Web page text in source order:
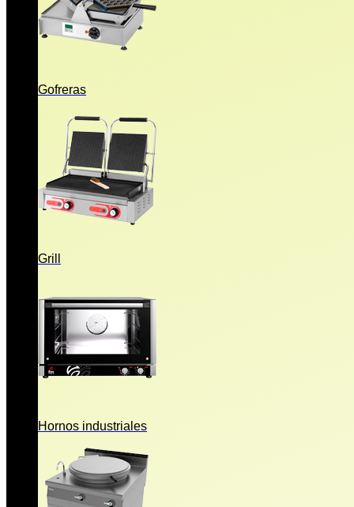
Gofreras
Grill
Hornos industriales